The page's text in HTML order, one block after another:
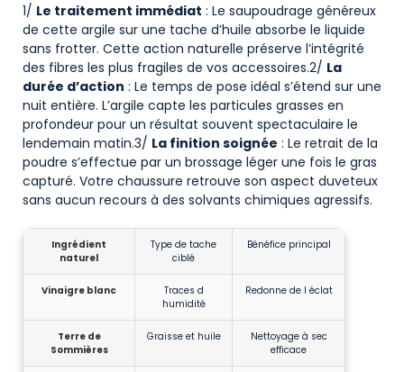
1/ Le traitement immédiat : Le saupoudrage généreux
de cette argile sur une tache d’huile absorbe le liquide
sans frotter. Cette action naturelle préserve l’intégrité
des fibres les plus fragiles de vos accessoires.2/ La
durée d’action : Le temps de pose idéal s’étend sur une
nuit entière. L’argile capte les particules grasses en
profondeur pour un résultat souvent spectaculaire le
lendemain matin.3/ La finition soignée : Le retrait de la
poudre s’effectue par un brossage léger une fois le gras
capturé. Votre chaussure retrouve son aspect duveteux
sans aucun recours à des solvants chimiques agressifs.
Ingrédient
naturel
Type de tache
ciblé
Bénéfice principal
Vinaigre blanc
Traces d
humidité
Redonne de l éclat
Terre de
Sommières
Graisse et huile
Nettoyage à sec
efficace